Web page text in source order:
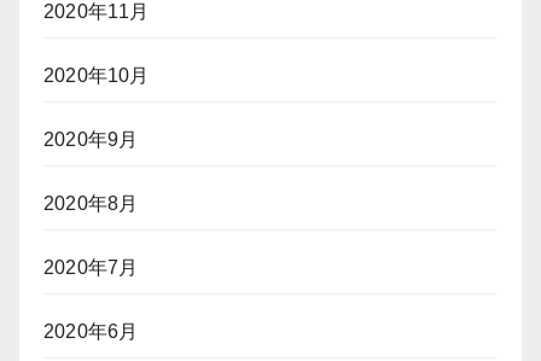
2020年11月
2020年10月
2020年9月
2020年8月
2020年7月
2020年6月